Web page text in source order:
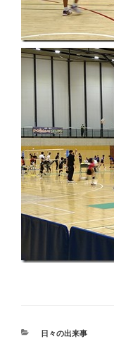
カ
日々の出来事